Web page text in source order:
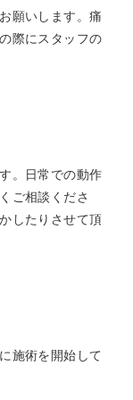
願いします。痛
際にスタッフの
。日常での動作
ご相談くださ
したりさせて頂
施術を開始して